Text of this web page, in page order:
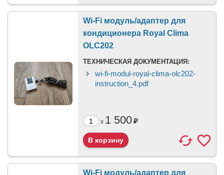
Wi-Fi модуль/адаптер для
кондиционера Royal Clima
OLC202
ТЕХНИЧЕСКАЯ ДОКУМЕНТАЦИЯ:
wi-fi-modul-royal-clima-olc202-
instruction_4.pdf
x 1 500₽
Wi-Fi модуль/адаптер для